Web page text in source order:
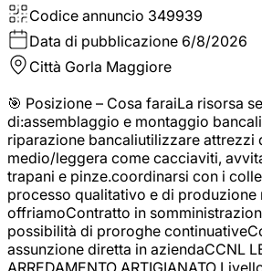
Codice annuncio 349939
Data di pubblicazione 6/8/2026
Città Gorla Maggiore
🎯 Posizione – Cosa faraiLa risorsa
di:assemblaggio e montaggio
riparazione bancaliutilizzare attrezzi
medio/leggera come cacciaviti,
trapani e pinze.coordinarsi con i
processo qualitativo e di produzione
offriamoContratto in
possibilità di proroghe
assunzione diretta in aziendaCCNL
ARREDAMENTO ARTIGIANATO